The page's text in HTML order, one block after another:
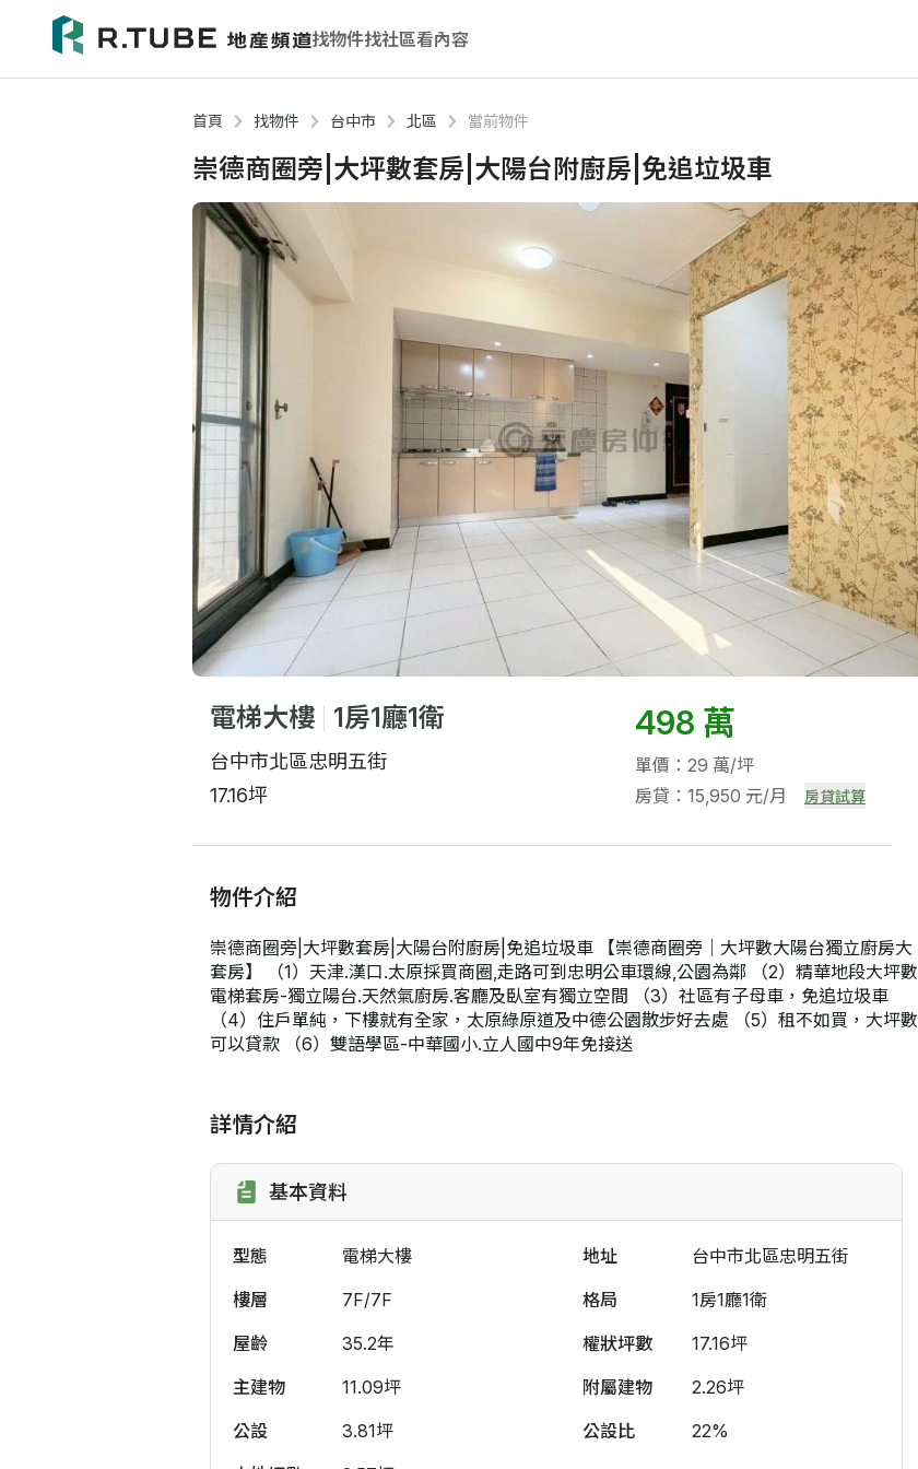
找物件找社區看內容
首頁 找物件 台中市 北區 當前物件
崇德商圈旁|大坪數套房|大陽台附廚房|免追垃圾車
電梯大樓 1房1廳1衛
台中市北區忠明五街
17.16坪
498 萬
單價：29 萬/坪
房貸：15,950 元/月
房貸試算
物件介紹
崇德商圈旁|大坪數套房|大陽台附廚房|免追垃圾車 【崇德商圈旁｜大坪數大陽台獨立廚房大
套房】 （1）天津.漢口.太原採買商圈,走路可到忠明公車環線,公園為鄰 （2）精華地段大坪數
電梯套房-獨立陽台.天然氣廚房.客廳及臥室有獨立空間 （3）社區有子母車，免追垃圾車
（4）住戶單純，下樓就有全家，太原綠原道及中德公園散步好去處 （5）租不如買，大坪數
可以貸款 （6）雙語學區-中華國小.立人國中9年免接送
詳情介紹
基本資料
型態 電梯大樓 地址
台中市北區忠明五街
樓層
7F/7F 格局
1房1廳1衛
屋齡
35.2年 權狀坪數
17.16坪
主建物
11.09坪 附屬建物
2.26坪
公設
3.81坪 公設比
22%